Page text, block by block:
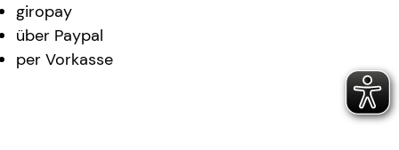
giropay
über Paypal
per Vorkasse